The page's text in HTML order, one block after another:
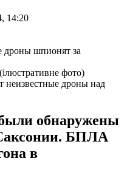
14:20
фото)
неизвестные дроны над
обнаружены
БПЛА
в